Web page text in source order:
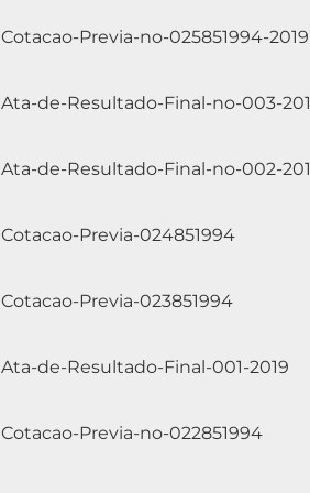
Cotacao-Previa-no-025851994-2019
Ata-de-Resultado-Final-no-003-
Ata-de-Resultado-Final-no-002-
Cotacao-Previa-024851994
Cotacao-Previa-023851994
Ata-de-Resultado-Final-001-2019
Cotacao-Previa-no-022851994